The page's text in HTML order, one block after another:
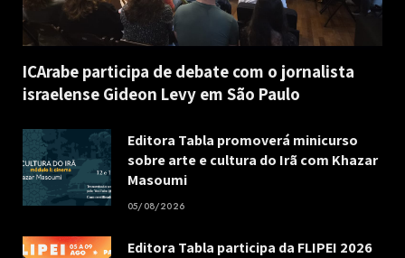
ICArabe participa de debate com o jornalista
israelense Gideon Levy em São Paulo
Editora Tabla promoverá minicurso
sobre arte e cultura do Irã com Khazar
Masoumi
05/08/2026
Editora Tabla participa da FLIPEI 2026